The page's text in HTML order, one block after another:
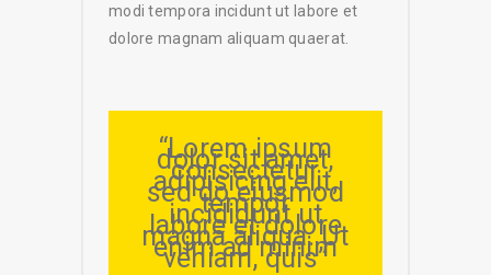
modi tempora incidunt ut labore et
dolore magnam aliquam quaerat.
“Lorem ipsum
dolor sit amet,
consectetur
adipisicing elit,
sed do eiusmod
tempor
incididunt ut
labore et dolore
magna aliqua. Ut
enim ad minim
veniam, quis”